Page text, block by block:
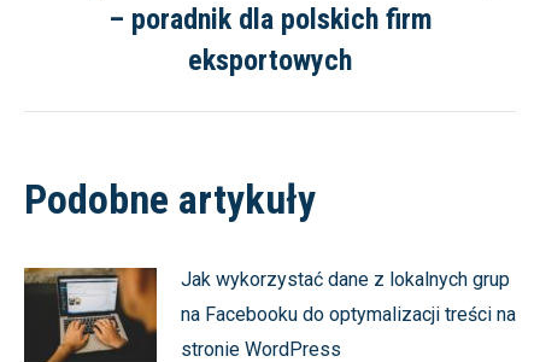
wpis:
– poradnik dla polskich firm
eksportowych
Podobne artykuły
Jak wykorzystać dane z lokalnych grup
na Facebooku do optymalizacji treści na
stronie WordPress